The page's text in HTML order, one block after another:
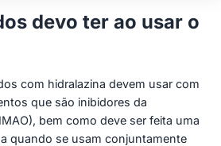
devo ter ao usar o
com hidralazina devem usar com
que são inibidores da
bem como deve ser feita uma
quando se usam conjuntamente